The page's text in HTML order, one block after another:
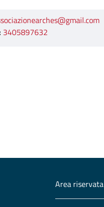
3405897632
Area riservata